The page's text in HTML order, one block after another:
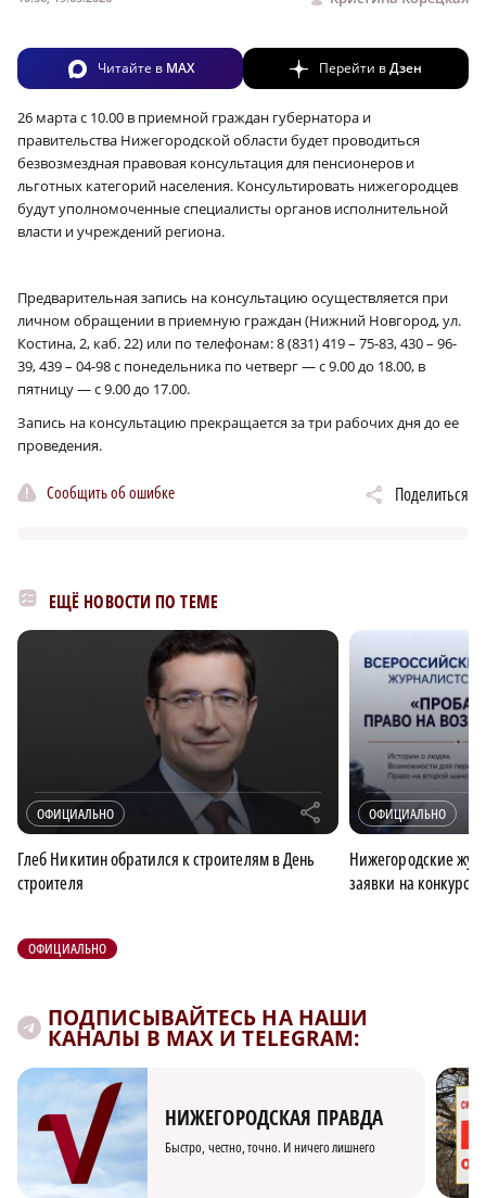
Читайте в MAX Перейти вДзен
26 марта с 10.00 в приемной граждан губернатора и
правительства Нижегородской области будет проводиться
безвозмездная правовая консультация для пенсионеров и
льготных категорий населения. Консультировать нижегородцев
будут уполномоченные специалисты органов исполнительной
власти и учреждений региона.
Предварительная запись на консультацию осуществляется при
личном обращении в приемную граждан (Нижний Новгород, ул.
Костина, 2, каб. 22) или по телефонам: 8 (831) 419 – 75-83, 430 – 96-
39, 439 – 04-98 с понедельника по четверг — с 9.00 до 18.00, в
пятницу — с 9.00 до 17.00.
Запись на консультацию прекращается за три рабочих дня до ее
проведения.
Сообщить об ошибке Поделиться
ЕЩЁ НОВОСТИ ПО ТЕМЕ
ОФИЦИАЛЬНО r
Глеб Никитин обратился к строителям в День
строителя
ОФИЦИАЛЬНО
Нижегородские
заявки на конкурс
ОФИЦИАЛЬНО
ПОДПИСЫВАЙТЕСЬ НА НАШИ
КАНАЛЫ В MAX И TELEGRAM:
НИЖЕГОРОДСКАЯ ПРАВДА
Быстро, честно, точно. И ничего лишнего